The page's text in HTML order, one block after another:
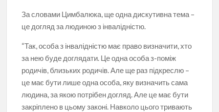
За словами Цимбалюка, ще одна дискутивна тема –
це догляд за людиною з інвалідністю.
“Так, особа з інвалідністю має право визначити, хто
за нею буде доглядати. Це одна особа з-поміж
родичів, близьких родичів. Але ще раз підкреслю –
це має бути лише одна особа, яку визначить сама
людина, за якою потрібен догляд. Але це має бути
закріплено в цьому законі. Навколо цього тривають